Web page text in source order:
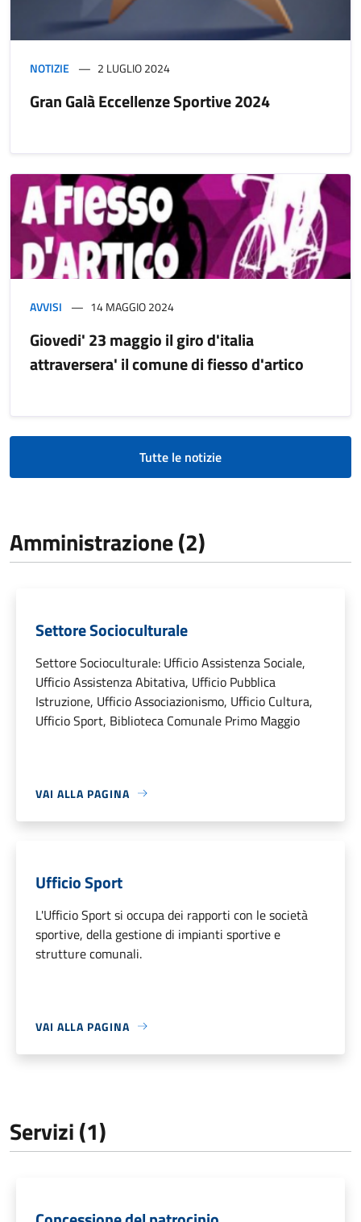
NOTIZIE 2 LUGLIO 2024
Gran Galà Eccellenze Sportive 2024
AVVISI 14 MAGGIO 2024
Giovedi' 23 maggio il giro d'italia
attraversera' il comune di fiesso d'artico
Tutte le notizie
Amministrazione (2)
Settore Socioculturale
Settore Socioculturale: Ufficio Assistenza Sociale,
Ufficio Assistenza Abitativa, Ufficio Pubblica
Istruzione, Ufficio Associazionismo, Ufficio Cultura,
Ufficio Sport, Biblioteca Comunale Primo Maggio
VAI ALLA PAGINA
Ufficio Sport
L'Ufficio Sport si occupa dei rapporti con le società
sportive, della gestione di impianti sportive e
strutture comunali.
VAI ALLA PAGINA
Servizi (1)